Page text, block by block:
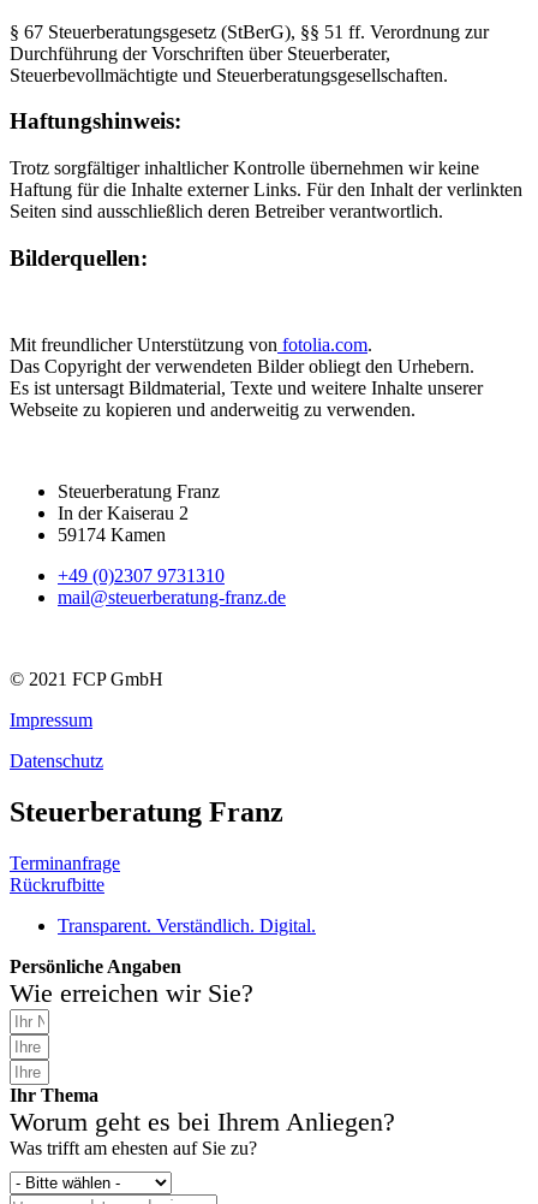
§ 67 Steuerberatungsgesetz (StBerG), §§ 51 ff. Verordnung zur
Durchführung der Vorschriften über Steuerberater,
Steuerbevollmächtigte und Steuerberatungsgesellschaften.
Haftungshinweis:
Trotz sorgfältiger inhaltlicher Kontrolle übernehmen wir keine
Haftung für die Inhalte externer Links. Für den Inhalt der verlinkten
Seiten sind ausschließlich deren Betreiber verantwortlich.
Bilderquellen:
Mit freundlicher Unterstützung von fotolia.com.
Das Copyright der verwendeten Bilder obliegt den Urhebern.
Es ist untersagt Bildmaterial, Texte und weitere Inhalte unserer
Webseite zu kopieren und anderweitig zu verwenden.
Steuerberatung Franz
In der Kaiserau 2
59174 Kamen
+49 (0)2307 9731310
mail@steuerberatung-franz.de
© 2021 FCP GmbH
Impressum
Datenschutz
Steuerberatung Franz
Terminanfrage
Rückrufbitte
Transparent. Verständlich. Digital.
Persönliche Angaben
Wie erreichen wir Sie?
Ihr Thema
Worum geht es bei Ihrem Anliegen?
Was trifft am ehesten auf Sie zu?